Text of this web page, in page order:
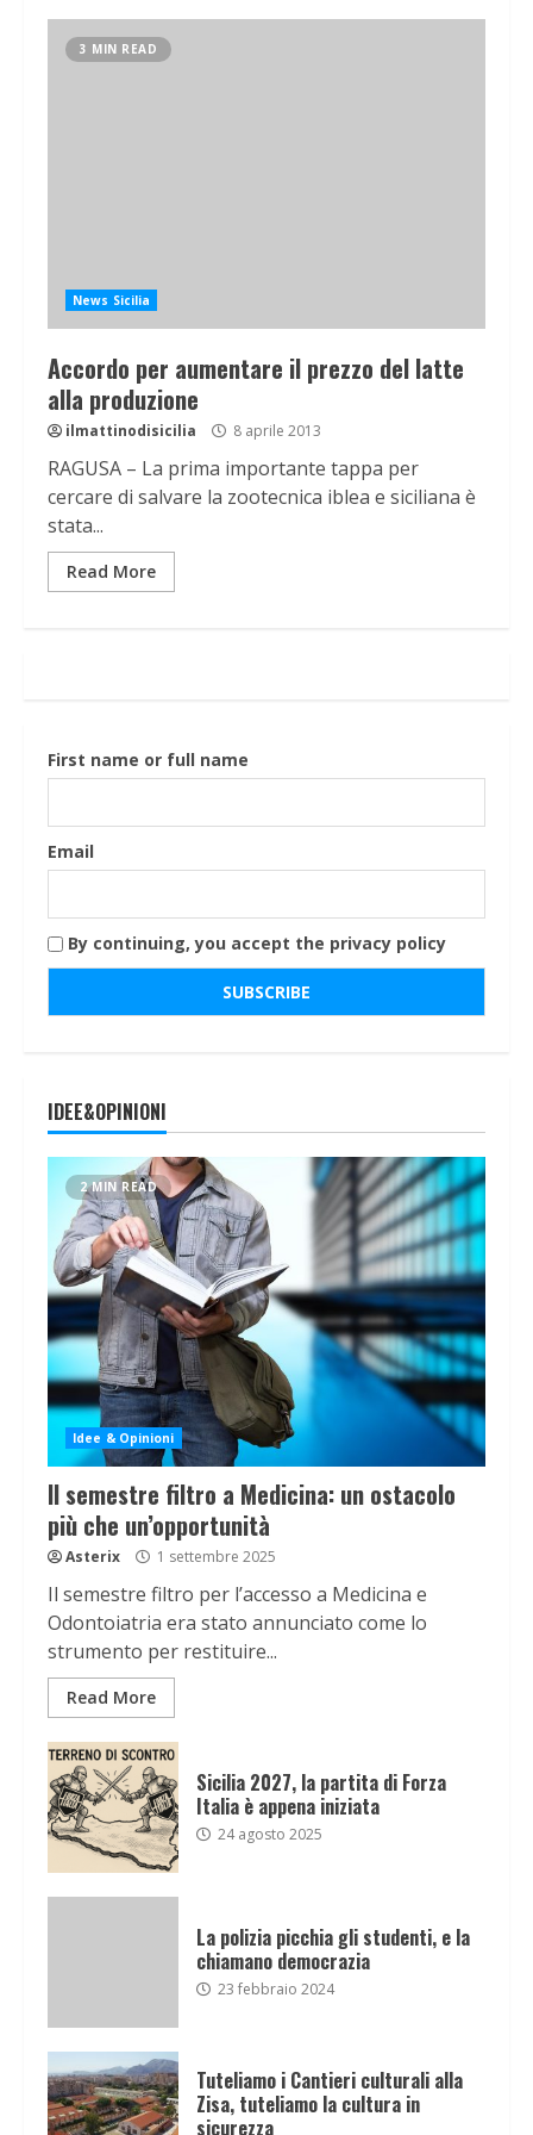
3 MIN READ
News Sicilia
Accordo per aumentare il prezzo del latte
alla produzione
ilmattinodisicilia 8 aprile 2013
RAGUSA – La prima importante tappa per
cercare di salvare la zootecnica iblea e siciliana è
stata...
Read More
First name or full name
Email
By continuing, you accept the privacy policy
IDEE&OPINIONI
2 MIN READ
Idee & Opinioni
Il semestre filtro a Medicina: un ostacolo
più che un’opportunità
Asterix 1 settembre 2025
Il semestre filtro per l’accesso a Medicina e
Odontoiatria era stato annunciato come lo
strumento per restituire...
Read More
Sicilia 2027, la partita di Forza
Italia è appena iniziata
24 agosto 2025
La polizia picchia gli studenti, e la
chiamano democrazia
23 febbraio 2024
Tuteliamo i Cantieri culturali alla
Zisa, tuteliamo la cultura in
sicurezza